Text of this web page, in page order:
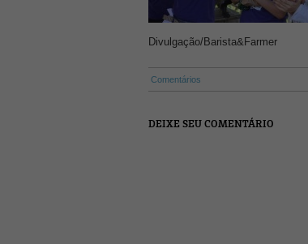
Divulgação/Barista&Farmer
Comentários
DEIXE SEU COMENTÁRIO